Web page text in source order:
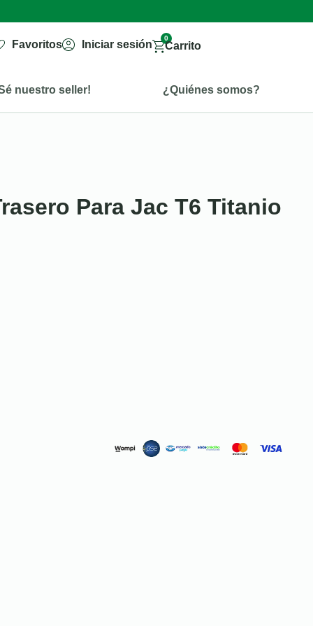
Favoritos Iniciar sesión
0
Carrito
nuestro seller! ¿Quiénes somos?
Para Jac T6 Titanio